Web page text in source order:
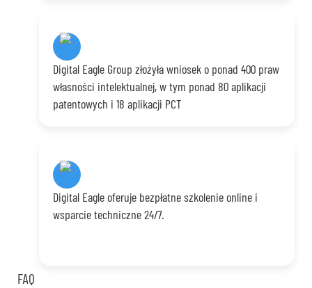
Digital Eagle Group złożyła wniosek o ponad 400 praw
własności intelektualnej, w tym ponad 80 aplikacji
patentowych i 18 aplikacji PCT
Digital Eagle oferuje bezpłatne szkolenie online i
wsparcie techniczne 24/7.
FAQ